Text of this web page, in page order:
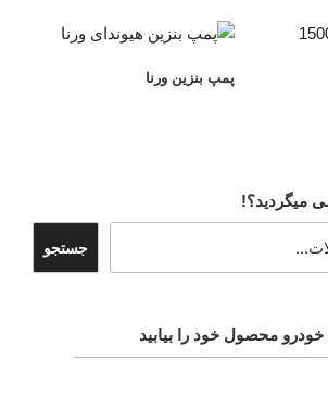
پمپ بنزین ورنا
میگردید؟!
جستجو
محصول خود را بیابید